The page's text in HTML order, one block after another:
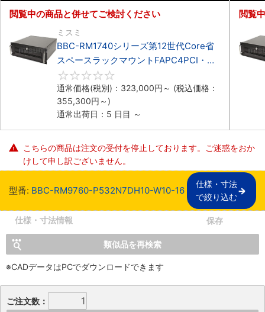
閲覧中の商品と併せてご検討ください
ミスミ
BBC-RM1740シリーズ第12世代Core省
スペースラックマウントFAPC4PCI・
3PCIe
通常価格(税別)： 323,000円 ～ (税込価格：
355,300円 ～)
通常出荷日：5 日目 ～
閲覧
こちらの商品は注文の受付を停止しております。ご迷惑をおか
けして申し訳ございません。
型番: BBC-RM9760-P532N7DH10-W10-16
仕様・寸法
で絞り込む
仕様・寸法情報 保存
類似品を再検索
※CADデータはPCでダウンロードできます
ご注文数：